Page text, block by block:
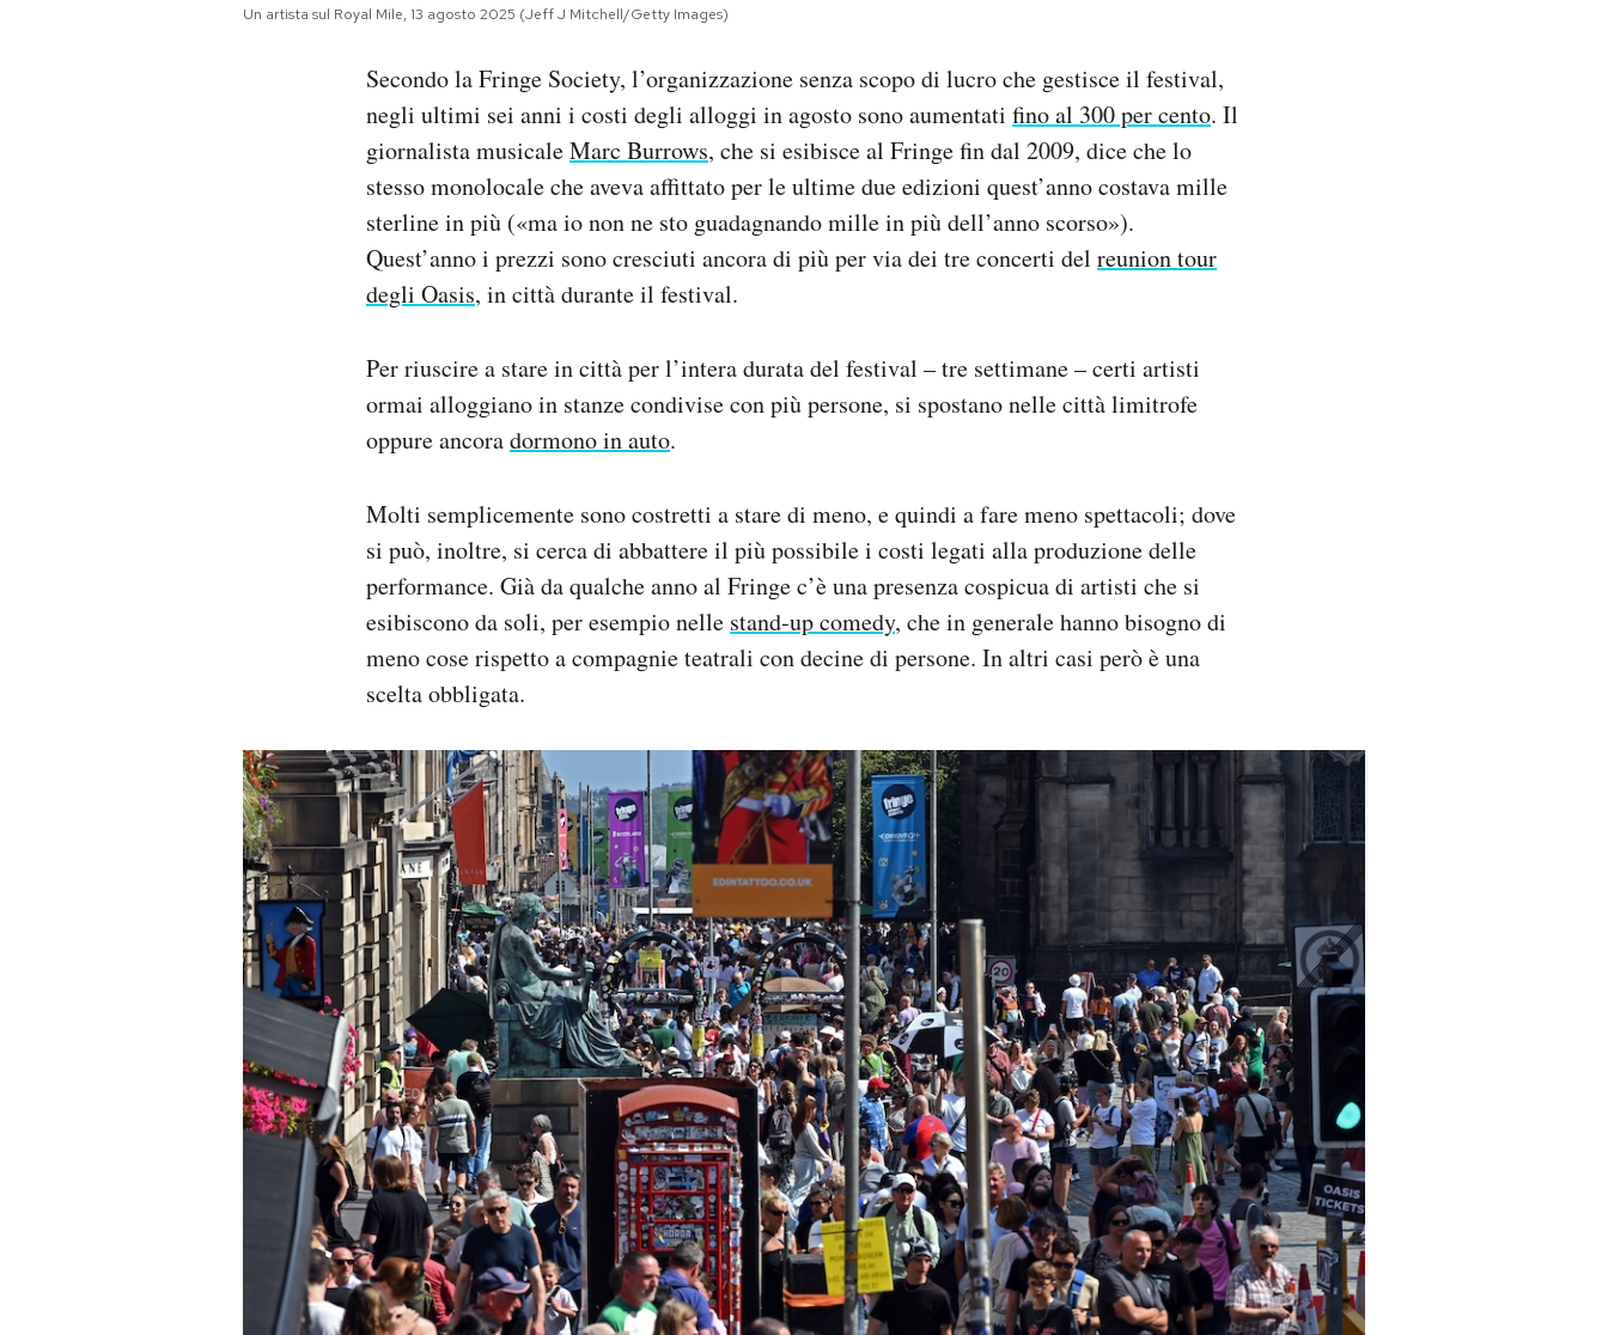
Un artista sul Royal Mile, 13 agosto 2025 (Jeff J Mitchell/Getty Images)
Secondo la Fringe Society, l’organizzazione senza scopo di lucro che gestisce il festival,
negli ultimi sei anni i costi degli alloggi in agosto sono aumentati fino al 300 per cento. Il
giornalista musicaleMarc Burrows, che si esibisce al Fringe fin dal 2009, dice che lo
stesso monolocale che aveva affittato per le ultime due edizioni quest’anno costava mille
sterline in più («ma io non ne sto guadagnando mille in più dell’anno scorso»).
Quest’anno i prezzi sono cresciuti ancora di più per via dei tre concerti del reunion tour
degli Oasis, in città durante il festival.
Per riuscire a stare in città per l’intera durata del festival – tre settimane – certi artisti
ormai alloggiano in stanze condivise con più persone, si spostano nelle città limitrofe
oppure ancoradormono in auto.
Molti semplicemente sono costretti a stare di meno, e quindi a fare meno spettacoli; dove
si può, inoltre, si cerca di abbattere il più possibile i costi legati alla produzione delle
performance. Già da qualche anno al Fringe c’è una presenza cospicua di artisti che si
esibiscono da soli, per esempio nelle stand-up comedy, che in generale hanno bisogno di
meno cose rispetto a compagnie teatrali con decine di persone. In altri casi però è una
scelta obbligata.